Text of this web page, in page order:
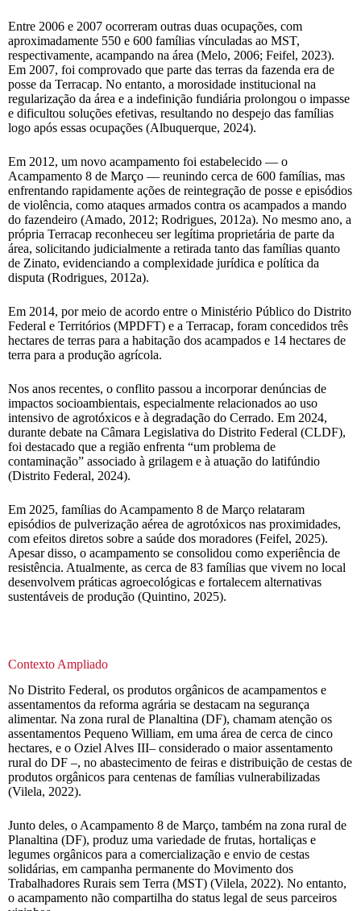
Entre 2006 e 2007 ocorreram outras duas ocupações, com
aproximadamente 550 e 600 famílias vínculadas ao MST,
respectivamente, acampando na área (Melo, 2006; Feifel, 2023).
Em 2007, foi comprovado que parte das terras da fazenda era de
posse da Terracap. No entanto, a morosidade institucional na
regularização da área e a indefinição fundiária prolongou o impasse
e dificultou soluções efetivas, resultando no despejo das famílias
logo após essas ocupações (Albuquerque, 2024).
Em 2012, um novo acampamento foi estabelecido — o
Acampamento 8 de Março — reunindo cerca de 600 famílias, mas
enfrentando rapidamente ações de reintegração de posse e episódios
de violência, como ataques armados contra os acampados a mando
do fazendeiro (Amado, 2012; Rodrigues, 2012a). No mesmo ano, a
própria Terracap reconheceu ser legítima proprietária de parte da
área, solicitando judicialmente a retirada tanto das famílias quanto
de Zinato, evidenciando a complexidade jurídica e política da
disputa (Rodrigues, 2012a).
Em 2014, por meio de acordo entre o Ministério Público do Distrito
Federal e Territórios (MPDFT) e a Terracap, foram concedidos três
hectares de terras para a habitação dos acampados e 14 hectares de
terra para a produção agrícola.
Nos anos recentes, o conflito passou a incorporar denúncias de
impactos socioambientais, especialmente relacionados ao uso
intensivo de agrotóxicos e à degradação do Cerrado. Em 2024,
durante debate na Câmara Legislativa do Distrito Federal (CLDF),
foi destacado que a região enfrenta “um problema de
contaminação” associado à grilagem e à atuação do latifúndio
(Distrito Federal, 2024).
Em 2025, famílias do Acampamento 8 de Março relataram
episódios de pulverização aérea de agrotóxicos nas proximidades,
com efeitos diretos sobre a saúde dos moradores (Feifel, 2025).
Apesar disso, o acampamento se consolidou como experiência de
resistência. Atualmente, as cerca de 83 famílias que vivem no local
desenvolvem práticas agroecológicas e fortalecem alternativas
sustentáveis de produção (Quintino, 2025).
Contexto Ampliado
No Distrito Federal, os produtos orgânicos de acampamentos e
assentamentos da reforma agrária se destacam na segurança
alimentar. Na zona rural de Planaltina (DF), chamam atenção os
assentamentos Pequeno William, em uma área de cerca de cinco
hectares, e o Oziel Alves III– considerado o maior assentamento
rural do DF –, no abastecimento de feiras e distribuição de cestas de
produtos orgânicos para centenas de famílias vulnerabilizadas
(Vilela, 2022).
Junto deles, o Acampamento 8 de Março, também na zona rural de
Planaltina (DF), produz uma variedade de frutas, hortaliças e
legumes orgânicos para a comercialização e envio de cestas
solidárias, em campanha permanente do Movimento dos
Trabalhadores Rurais sem Terra (MST) (Vilela, 2022). No entanto,
o acampamento não compartilha do status legal de seus parceiros